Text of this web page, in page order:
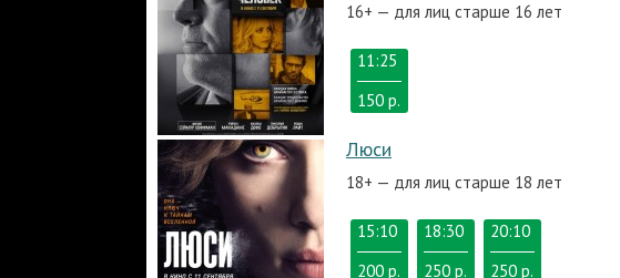
16+ — для лиц старше 16 лет
11:25
150 р.
Люси
18+ — для лиц старше 18 лет
15:10
200 р.
18:30
250 р.
20:10
250 р.